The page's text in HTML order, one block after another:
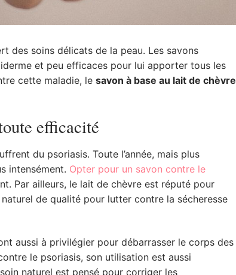
des soins délicats de la peau. Les savons
et peu efficaces pour lui apporter tous les
cette maladie, le savon à base au lait de chèvre
efficacité
du psoriasis. Toute l’année, mais plus
intensément. Opter pour un savon contre le
Par ailleurs, le lait de chèvre est réputé pour
de qualité pour lutter contre la sécheresse
aussi à privilégier pour débarrasser le corps des
le psoriasis, son utilisation est aussi
naturel est pensé pour corriger les